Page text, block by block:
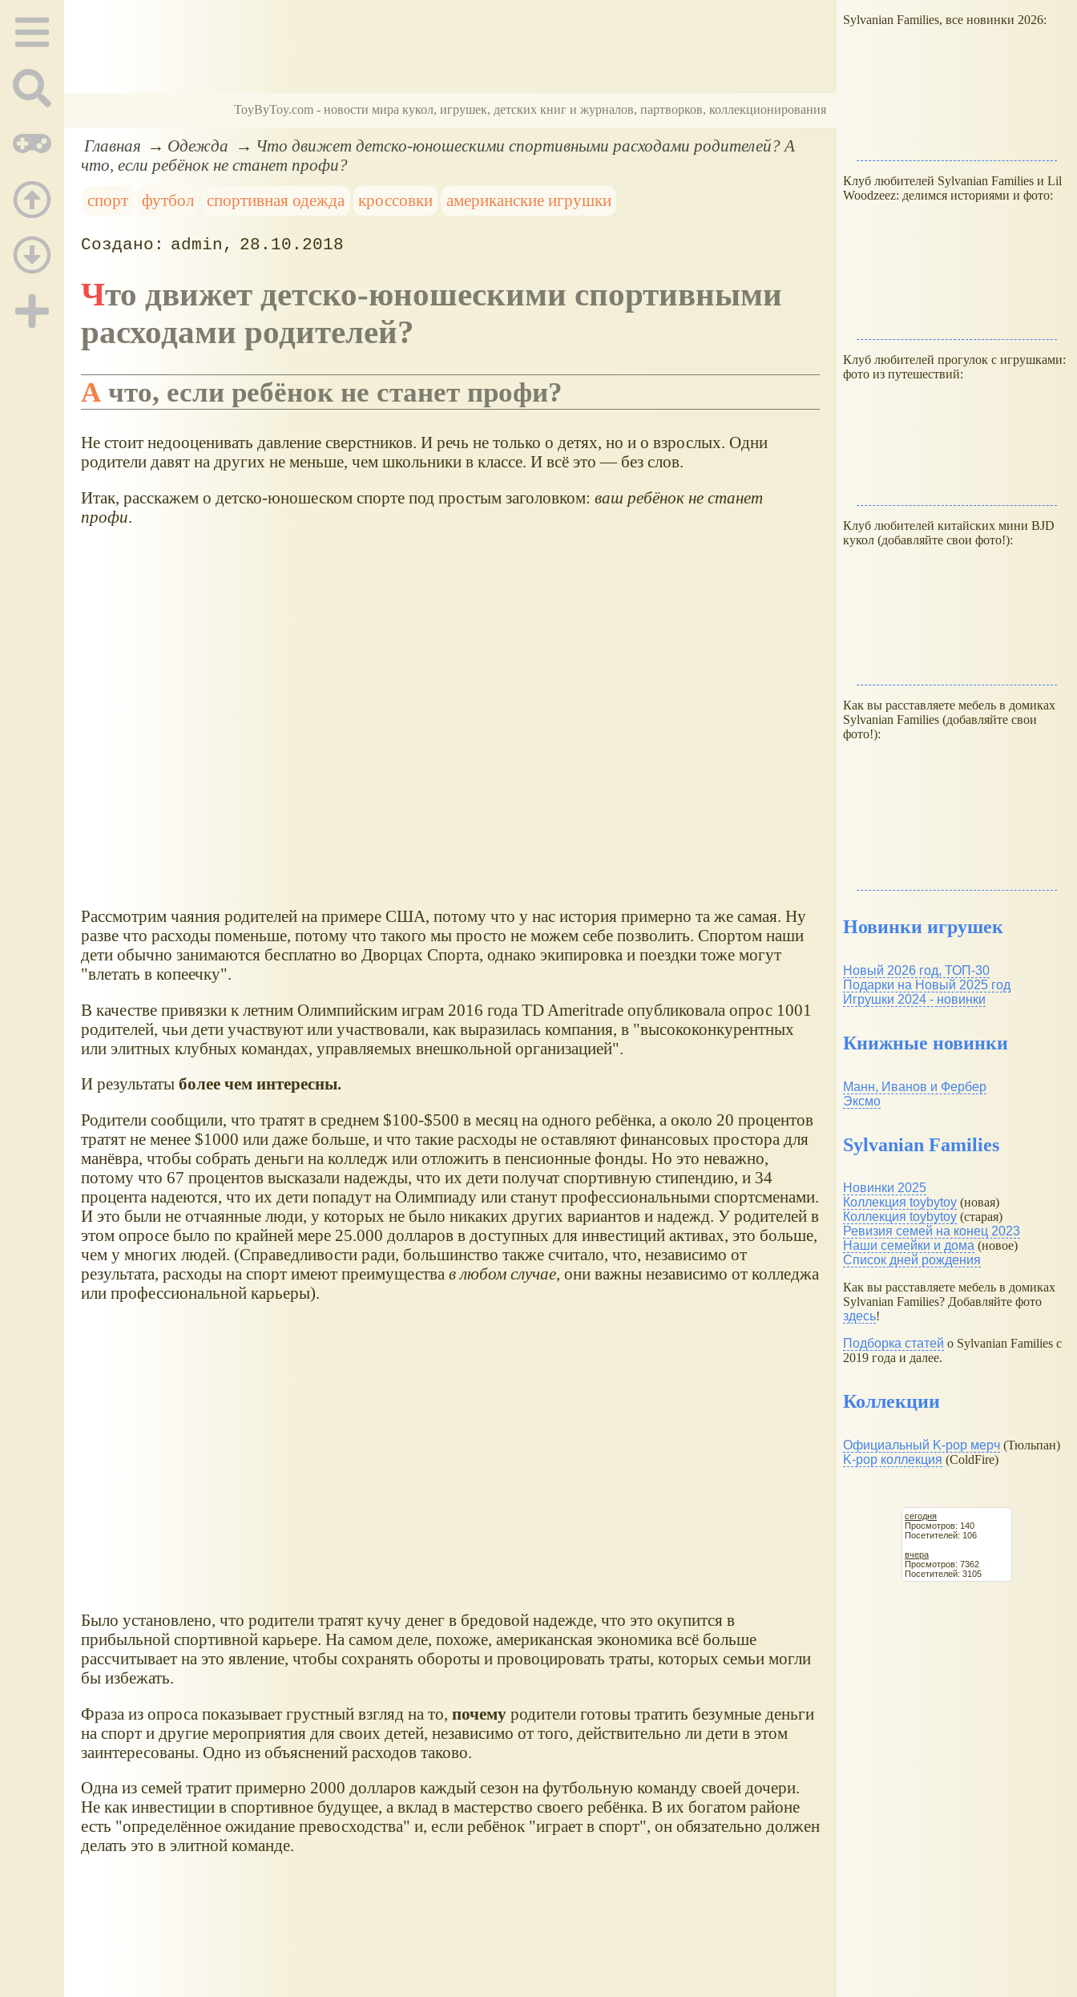
ToyByToy.com - новости мира кукол, игрушек, детских книг и журналов, партворков, коллекционирования
Главная Одежда
Что движет детско-юношескими спортивными расходами родителей? А
что, если ребёнок не станет профи?
спорт
футбол спортивная одежда кроссовки американские игрушки
admin 28.10.2018
Что движет детско-юношескими спортивными
расходами родителей?
А что, если ребёнок не станет профи?
Не стоит недооценивать давление сверстников. И речь не только о детях, но и о взрослых. Одни
родители давят на других не меньше, чем школьники в классе. И всё это — без слов.
Итак, расскажем о детско-юношеском спорте под простым заголовком: ваш ребёнок не станет
профи.
Рассмотрим чаяния родителей на примере США, потому что у нас история примерно та же самая. Ну
разве что расходы поменьше, потому что такого мы просто не можем себе позволить. Спортом наши
дети обычно занимаются бесплатно во Дворцах Спорта, однако экипировка и поездки тоже могут
"влетать в копеечку".
В качестве привязки к летним Олимпийским играм 2016 года TD Ameritrade опубликовала опрос 1001
родителей, чьи дети участвуют или участвовали, как выразилась компания, в "высококонкурентных
или элитных клубных командах, управляемых внешкольной организацией".
И результатыболее чем интересны.
Родители сообщили, что тратят в среднем $100-$500 в месяц на одного ребёнка, а около 20 процентов
тратят не менее $1000 или даже больше, и что такие расходы не оставляют финансовых простора для
манёвра, чтобы собрать деньги на колледж или отложить в пенсионные фонды. Но это неважно,
потому что 67 процентов высказали надежды, что их дети получат спортивную стипендию, и 34
процента надеются, что их дети попадут на Олимпиаду или станут профессиональными спортсменами.
И это были не отчаянные люди, у которых не было никаких других вариантов и надежд. У родителей в
этом опросе было по крайней мере 25.000 долларов в доступных для инвестиций активах, это больше,
чем у многих людей. (Справедливости ради, большинство также считало, что, независимо от
результата, расходы на спорт имеют преимущества в любом случае, они важны независимо от колледжа
или профессиональной карьеры).
Было установлено, что родители тратят кучу денег в бредовой надежде, что это окупится в
прибыльной спортивной карьере. На самом деле, похоже, американская экономика всё больше
рассчитывает на это явление, чтобы сохранять обороты и провоцировать траты, которых семьи могли
бы избежать.
Фраза из опроса показывает грустный взгляд на то, почему родители готовы тратить безумные деньги
на спорт и другие мероприятия для своих детей, независимо от того, действительно ли дети в этом
заинтересованы. Одно из объяснений расходов таково.
Одна из семей тратит примерно 2000 долларов каждый сезон на футбольную команду своей дочери.
Не как инвестиции в спортивное будущее, а вклад в мастерство своего ребёнка. В их богатом районе
есть "определённое ожидание превосходства" и, если ребёнок "играет в спорт", он обязательно должен
делать это в элитной команде.
Sylvanian Families, все новинки 2026:
Клуб любителей Sylvanian Families и Lil
Woodzeez: делимся историями и фото:
Клуб любителей прогулок с игрушками:
фото из путешествий:
Клуб любителей китайских мини BJD
кукол (добавляйте свои фото!):
Как вы расставляете мебель в домиках
Sylvanian Families (добавляйте свои
фото!):
Новинки игрушек
Новый 2026 год, ТОП-30
Подарки на Новый 2025 год
Игрушки 2024 - новинки
Книжные новинки
Манн, Иванов и Фербер
Эксмо
Sylvanian Families
Новинки 2025
Коллекция toybytoy (новая)
Коллекция toybytoy (старая)
Ревизия семей на конец 2023
Наши семейки и дома (новое)
Список дней рождения
Как вы расставляете мебель в домиках
Sylvanian Families? Добавляйте фото
здесь!
Подборка статей о Sylvanian Families с
2019 года и далее.
Коллекции
Официальный K-pop мерч (Тюльпан)
K-pop коллекция (ColdFire)
сегодня
Просмотров: 140
Посетителей: 106
вчера
Просмотров: 7362
Посетителей: 3105